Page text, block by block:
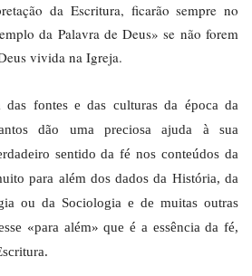
da Escritura, ficarão sempre no
da Palavra de Deus» se não forem
vivida na Igreja.
das fontes e das culturas da época da
dão uma preciosa ajuda à sua
sentido da fé nos conteúdos da
para além dos dados da História, da
ou da Sociologia e de muitas outras
«para além» que é a essência da fé,